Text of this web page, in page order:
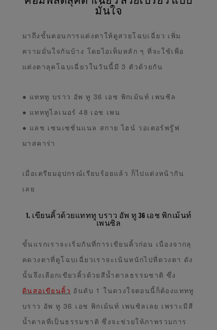
มั่นใจ
มาถึงขั้นตอนการแต่งตาให้ดูสวยโฉบเฉี่ยว เพิ่ม
ความมั่นใจกันบ้าง โดยไอเท็มหลัก ๆ ที่จะใช้เพื่อ
แต่งตาลุคโฉบเฉี่ยวในวันนี้มี 3 ตัวด้วยกัน
● แทททู บราว อัพ ทู 36 เอช พิกเม้นท์ เพนซิล
● แทททูไลเนอร์ 48 เอช เพน
● แลช เซนเซชั่นแนล สกาย ไฮน์ วอเตอร์พรู๊ฟ
มาสคาร่า
เมื่อเตรียมอุปกรณ์เรียบร้อยแล้ว ก็ไปแต่งหน้ากัน
เลย
1. เขียนคิ้วด้วยแทททู บราว อัพ ทู 36 เอช พิกเม้นท์
เพนซิล
ขั้นแรกเราจะเริ่มกันที่การเขียนคิ้วก่อน เนื่องจากลุ
คดวงตาที่ดูโฉบเฉี่ยวเราจะเน้นหนักไปที่ดวงตา ดัง
นั้นจึงเลือกเขียวคิ้วด้วยสีน้ำตาลธรรมชาติ ซึ่ง
ดินสอเขียนคิ้ว อันดับ 1 ในดวงใจตอนนี้ก็ต้องแทททู
บราว อัพ ทู 36 เอช พิกเม้นท์ เพนซิลเลย เพราะมีสี
น้ำตาลที่เป็นธรรมชาติ ซึ่งจะช่วยให้ภาพรวมการ